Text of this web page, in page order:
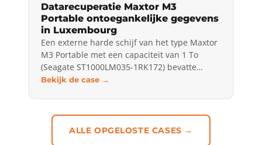
Datarecuperatie Maxtor M3
Portable ontoegankelijke gegevens
in Luxembourg
Een externe harde schijf van het type Maxtor
M3 Portable met een capaciteit van 1 To
(Seagate ST1000LM035-1RK172) bevatte…
Bekijk de case →
ALLE OPGELOSTE CASES →